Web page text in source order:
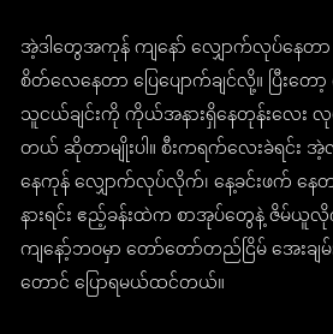
အဲ့ဒါတွေအကုန် ကျနော် လျှောက်လုပ်နေတ
စိတ်လေနေတာ ပြေပျောက်ချင်လို့။ ပြီးတ
သူငယ်ချင်းကို ကိုယ်အနားရှိနေတုန်းလေး လု
တယ် ဆိုတာမျိုးပါ။ စီးကရက်လေးခဲရင်
နေကုန် လျှောက်လုပ်လိုက်၊ နေ့ခင်းဖက် နေ
နားရင်း ဧည့်ခန်းထဲက စာအုပ်တွေနဲ့ ဇိမ်
ကျနော့်ဘဝမှာ တော်တော်တည်ငြိမ် အေး
တောင် ပြောရမယ်ထင်တယ်။